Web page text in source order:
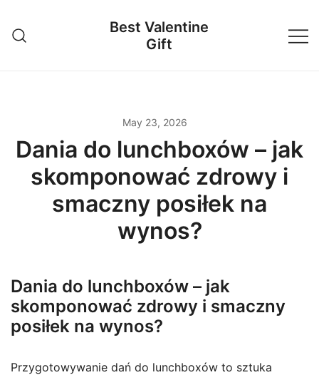
content
Best Valentine
Gift
May 23, 2026
Dania do lunchboxów – jak
skomponować zdrowy i
smaczny posiłek na
wynos?
Dania do lunchboxów – jak
skomponować zdrowy i smaczny
posiłek na wynos?
Przygotowywanie dań do lunchboxów to sztuka